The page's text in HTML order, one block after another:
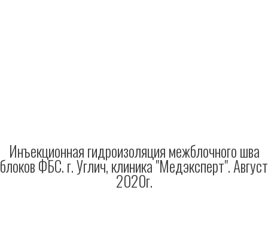
Инъекционная гидроизоляция межблочного шва
блоков ФБС. г. Углич, клиника "Медэксперт". Август
2020г.